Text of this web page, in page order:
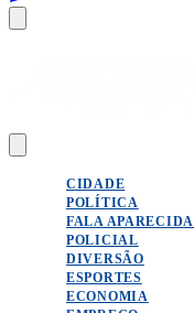
CIDADE
POLÍTICA
FALA APARECIDA
POLICIAL
DIVERSÃO
ESPORTES
ECONOMIA